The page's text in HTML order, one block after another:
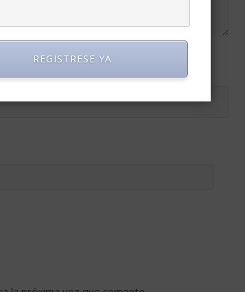
REGISTRESE YA